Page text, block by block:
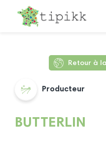
Retour à
Producteur
BUTTERLIN